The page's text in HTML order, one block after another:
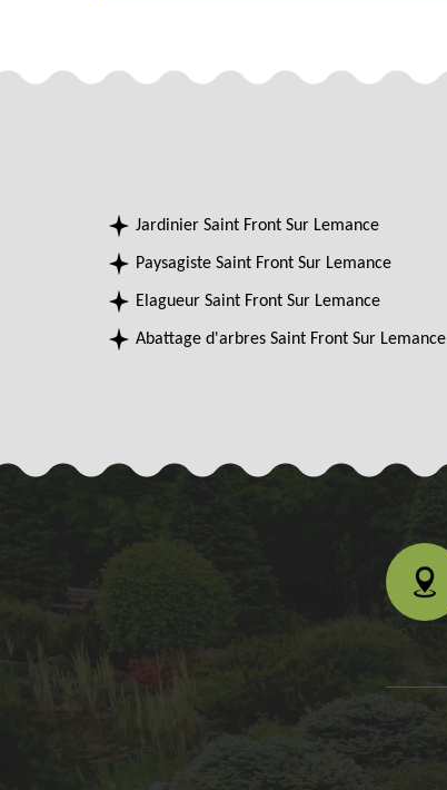
Jardinier Saint Front Sur Lemance
Paysagiste Saint Front Sur Lemance
Elagueur Saint Front Sur Lemance
Abattage d'arbres Saint Front Sur Lemance